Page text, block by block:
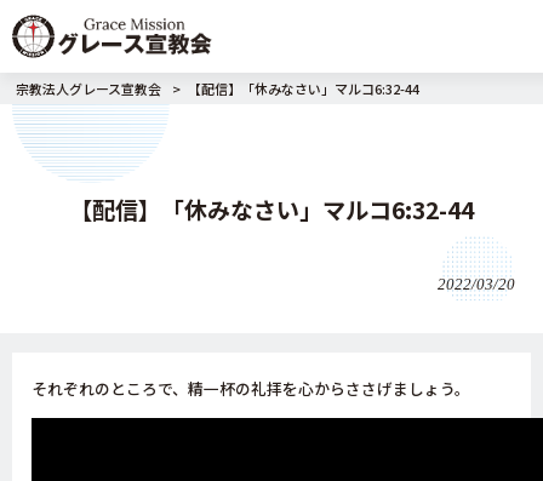
宗教法人グレース宣教会 > 【配信】「休みなさい」マルコ6:32-44
【配信】「休みなさい」マルコ6:32-44
2022/03/20
それぞれのところで、精一杯の礼拝を心からささげましょう。